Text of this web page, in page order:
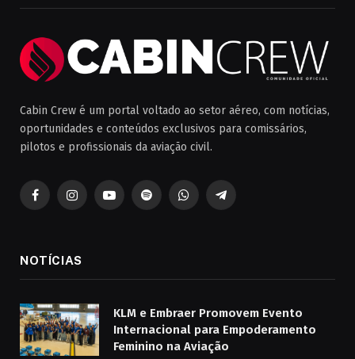
Cabin Crew é um portal voltado ao setor aéreo, com notícias,
oportunidades e conteúdos exclusivos para comissários,
pilotos e profissionais da aviação civil.
FacebookInstagramYouTubeSpotifyWhatsAppTelegrama
NOTÍCIAS
KLM e Embraer Promovem Evento
Internacional para Empoderamento
Feminino na Aviação